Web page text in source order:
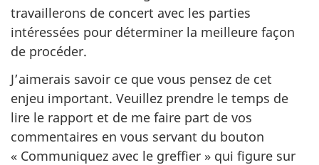
travaillerons de concert avec les parties
intéressées pour déterminer la meilleure façon
de procéder.
J’aimerais savoir ce que vous pensez de cet
enjeu important. Veuillez prendre le temps de
lire le rapport et de me faire part de vos
commentaires en vous servant du bouton
« Communiquez avec le greffier » qui figure sur